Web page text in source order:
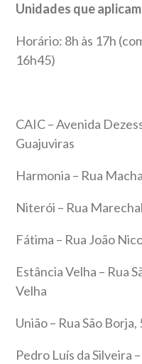
Unidades que
Horário: 8h às 17h
16h45)
CAIC – Avenida
Guajuviras
Harmonia – Rua
Niterói – Rua
Fátima – Rua João
Estância Velha – Rua
Velha
União – Rua São
Pedro Luís da Silveira